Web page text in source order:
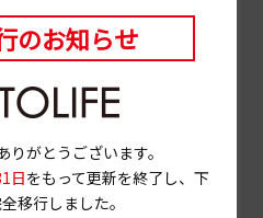
の国産ジーンズ359BFモデル
ルビッチを採用。創業以来守
イデンティティが込められて
は、デニム本来の経年変化を
未洗いの生デニム）のみを展
ーパードの3型。
のお知らせ
がとうございます。
日をもって更新を終了し、下
移行しました。